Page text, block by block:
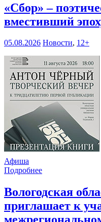
«Сбор» –
вместивший
05.08.2026 Новости, 12+
Афиша
Подробнее
Вологодская
приглашает к